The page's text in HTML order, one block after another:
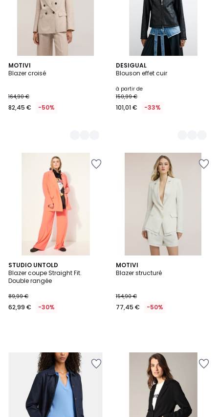
MOTIVI
Blazer croisé
164,90 €
82,45 € -50%
2
Couleurs
DESIGUAL
Blouson effet cuir
à partir de
150,99 €
101,01 € -33%
3
Couleurs
STUDIO UNTOLD
Blazer coupe Straight Fit.
Double rangée
89,99 €
62,99 € -30%
MOTIVI
Blazer structuré
154,90 €
77,45 € -50%